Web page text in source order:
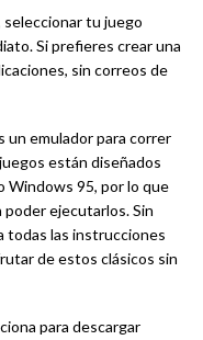
seleccionar tu juego
Si prefieres crear una
sin correos de
un emulador para correr
están diseñados
Windows 95, por lo que
ejecutarlos. Sin
todas las instrucciones
de estos clásicos sin
para descargar